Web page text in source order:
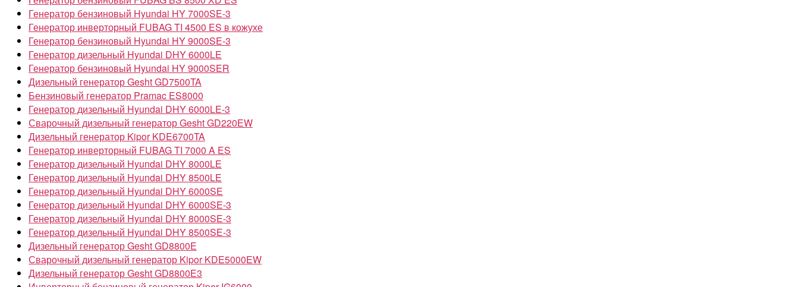
Генератор бензиновый Hyundai HY 7000SE-3
Генератор инверторный FUBAG TI 4500 ES в кожухе
Генератор бензиновый Hyundai HY 9000SE-3
Генератор дизельный Hyundai DHY 6000LE
Генератор бензиновый Hyundai HY 9000SER
Дизельный генератор Gesht GD7500TA
Бензиновый генератор Pramac ES8000
Генератор дизельный Hyundai DHY 6000LE-3
Сварочный дизельный генератор Gesht GD220EW
Дизельный генератор Kipor KDE6700TA
Генератор инверторный FUBAG TI 7000 A ES
Генератор дизельный Hyundai DHY 8000LE
Генератор дизельный Hyundai DHY 8500LE
Генератор дизельный Hyundai DHY 6000SE
Генератор дизельный Hyundai DHY 6000SE-3
Генератор дизельный Hyundai DHY 8000SE-3
Генератор дизельный Hyundai DHY 8500SE-3
Дизельный генератор Gesht GD8800E
Сварочный дизельный генератор Kipor KDE5000EW
Дизельный генератор Gesht GD8800E3